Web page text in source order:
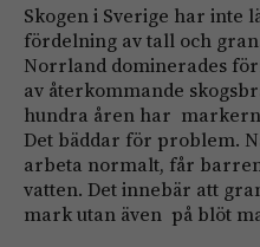
Skogen i Sverige har inte
fördelning av tall och
Norrland dominerades
av återkommande
hundra åren har
Det bäddar för problem.
arbeta normalt, får
vatten. Det innebär att
mark utan även på blöt